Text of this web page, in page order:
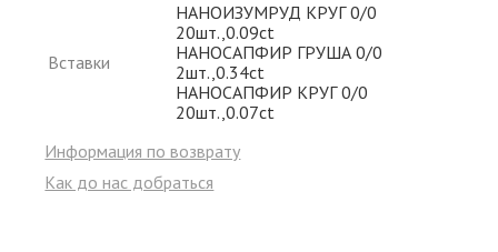
Вставки
НАНОИЗУМРУД КРУГ 0/0
20шт.,0.09ct
НАНОСАПФИР ГРУША 0/0
2шт.,0.34ct
НАНОСАПФИР КРУГ 0/0
20шт.,0.07ct
Информация по возврату
Как до нас добраться